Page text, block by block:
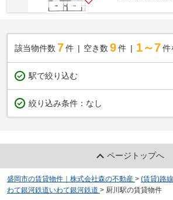
該当物件数 7件 空き数 9 件 1～7 件
駅で絞り込む
絞り込み条件： なし
ページトップへ
盛岡市の賃貸物件｜株式会社森の不動産 > (賃貸)路
わて銀河鉄道いわて銀河鉄道 > 厨川駅の賃貸物件